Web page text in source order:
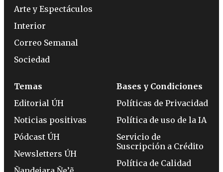
Arte y Espectáculos
Interior
Correo Semanal
Sociedad
Temas
Editorial ÚH
Noticias positivas
Pódcast ÚH
Newsletters ÚH
Bases y Condiciones
Políticas de Privacidad
Política de uso de la IA
Servicio de
Suscripción a Crédito
Política de Calidad